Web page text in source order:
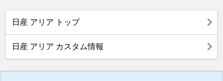
日産 アリア トップ
日産 アリア カスタム情報